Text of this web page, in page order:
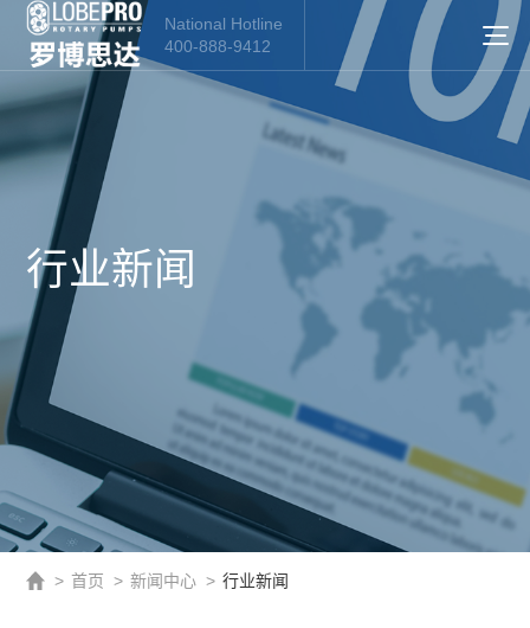
National Hotline
400-888-9412
行业新闻
> 首页 > 新闻中心 > 行业新闻